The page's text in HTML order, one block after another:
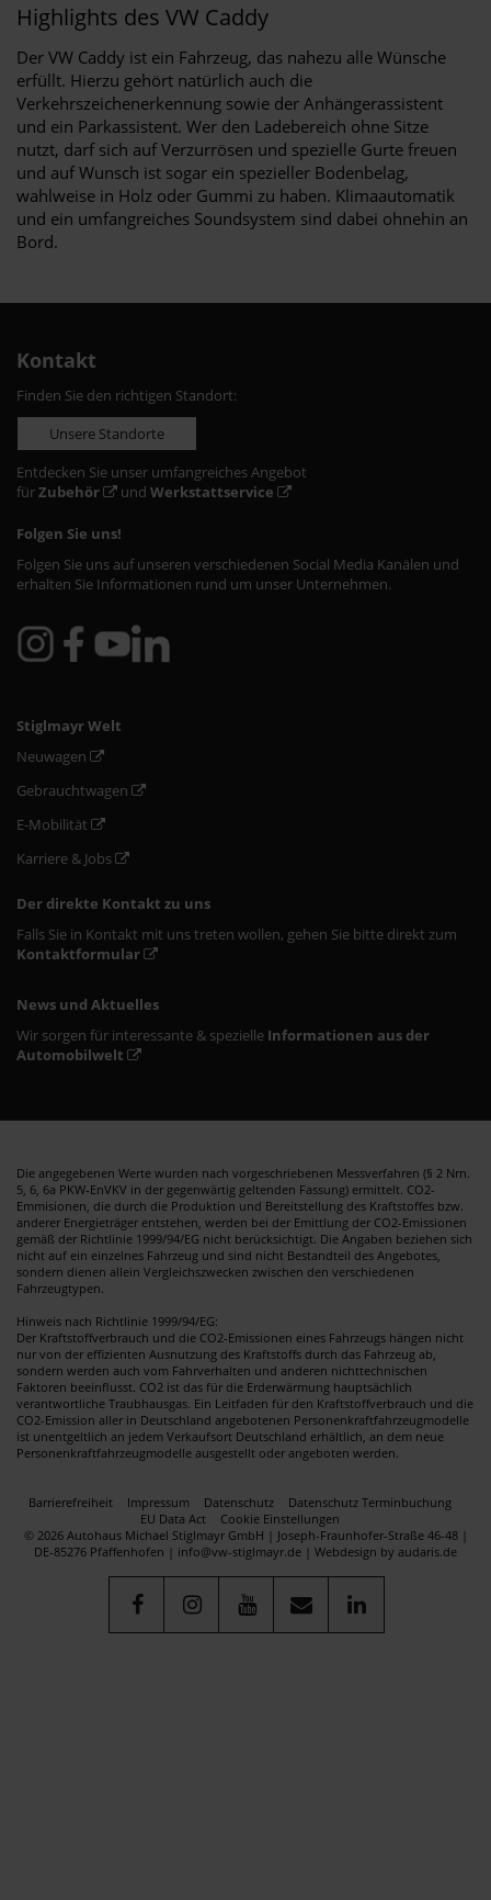
Highlights des VW Caddy
Der VW Caddy ist ein Fahrzeug, das nahezu alle Wünsche
erfüllt. Hierzu gehört natürlich auch die
Verkehrszeichenerkennung sowie der Anhängerassistent
und ein Parkassistent. Wer den Ladebereich ohne Sitze
nutzt, darf sich auf Verzurrösen und spezielle Gurte freuen
und auf Wunsch ist sogar ein spezieller Bodenbelag,
wahlweise in Holz oder Gummi zu haben. Klimaautomatik
und ein umfangreiches Soundsystem sind dabei ohnehin an
Bord.
Kontakt
Finden Sie den richtigen Standort:
Unsere Standorte
Entdecken Sie unser umfangreiches Angebot
fürZubehör und Werkstattservice
Folgen Sie uns!
Folgen Sie uns auf unseren verschiedenen Social Media Kanälen und
erhalten Sie Informationen rund um unser Unternehmen.
Stiglmayr Welt
Neuwagen
Gebrauchtwagen
E-Mobilität
Karriere & Jobs
Der direkte Kontakt zu uns
Falls Sie in Kontakt mit uns treten wollen, gehen Sie bitte direkt zum
Kontaktformular
News und Aktuelles
Wir sorgen für interessante & spezielle Informationen aus der
Automobilwelt
Die angegebenen Werte wurden nach vorgeschriebenen Messverfahren (§ 2 Nrn.
5, 6, 6a PKW-EnVKV in der gegenwärtig geltenden Fassung) ermittelt. CO2-
Emmisionen, die durch die Produktion und Bereitstellung des Kraftstoffes bzw.
anderer Energieträger entstehen, werden bei der Emittlung der CO2-Emissionen
gemäß der Richtlinie 1999/94/EG nicht berücksichtigt. Die Angaben beziehen sich
nicht auf ein einzelnes Fahrzeug und sind nicht Bestandteil des Angebotes,
sondern dienen allein Vergleichszwecken zwischen den verschiedenen
Fahrzeugtypen.
Hinweis nach Richtlinie 1999/94/EG:
Der Kraftstoffverbrauch und die CO2-Emissionen eines Fahrzeugs hängen nicht
nur von der effizienten Ausnutzung des Kraftstoffs durch das Fahrzeug ab,
sondern werden auch vom Fahrverhalten und anderen nichttechnischen
Faktoren beeinflusst. CO2 ist das für die Erderwärmung hauptsächlich
verantwortliche Traubhausgas. Ein Leitfaden für den Kraftstoffverbrauch und die
CO2-Emission aller in Deutschland angebotenen Personenkraftfahrzeugmodelle
ist unentgeltlich an jedem Verkaufsort Deutschland erhältlich, an dem neue
Personenkraftfahrzeugmodelle ausgestellt oder angeboten werden.
Barrierefreiheit Impressum Datenschutz
Datenschutz Terminbuchung
EU Data Act
Cookie Einstellungen
© 2026 Autohaus Michael Stiglmayr GmbH | Joseph-Fraunhofer-Straße 46-48 |
DE-85276 Pfaffenhofen | info@vw-stiglmayr.de | Webdesign by audaris.de